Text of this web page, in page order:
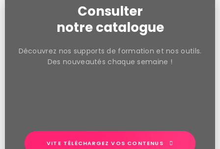
Consulter
notre catalogue
Découvrez nos supports de formation et nos outils.
Des nouveautés chaque semaine !
VITE TÉLÉCHARGEZ VOS CONTENUS